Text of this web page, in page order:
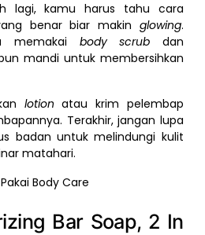
lagi, kamu harus tahu cara
benar biar makin glowing.
memakai body scrub dan
mandi untuk membersihkan
lotionatau krim pelembap
Terakhir, jangan lupa
badan untuk melindungi kulit
matahari.
Bar Soap, 2 In